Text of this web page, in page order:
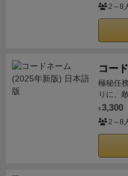
がら「このゲート
あ，いやいや違
や…」とグルグル
り届けたお客さん
よる★ボーナスで
ンスですが，ここ
ーと7つのスイッ
るため，どういう
2枚で★ボ
強いし，2色のダ
目的地の選択肢が
ムが長くなりやす
【説明書、お薦め
は特にコクピット
ます。雰囲気がす
飛行機好きな人に
述のとおり、まる
ような個人ボード
知らずに購入した
くてびっくりしま
2～8
コー
極秘任
りに、
¥ 3,300
2～8